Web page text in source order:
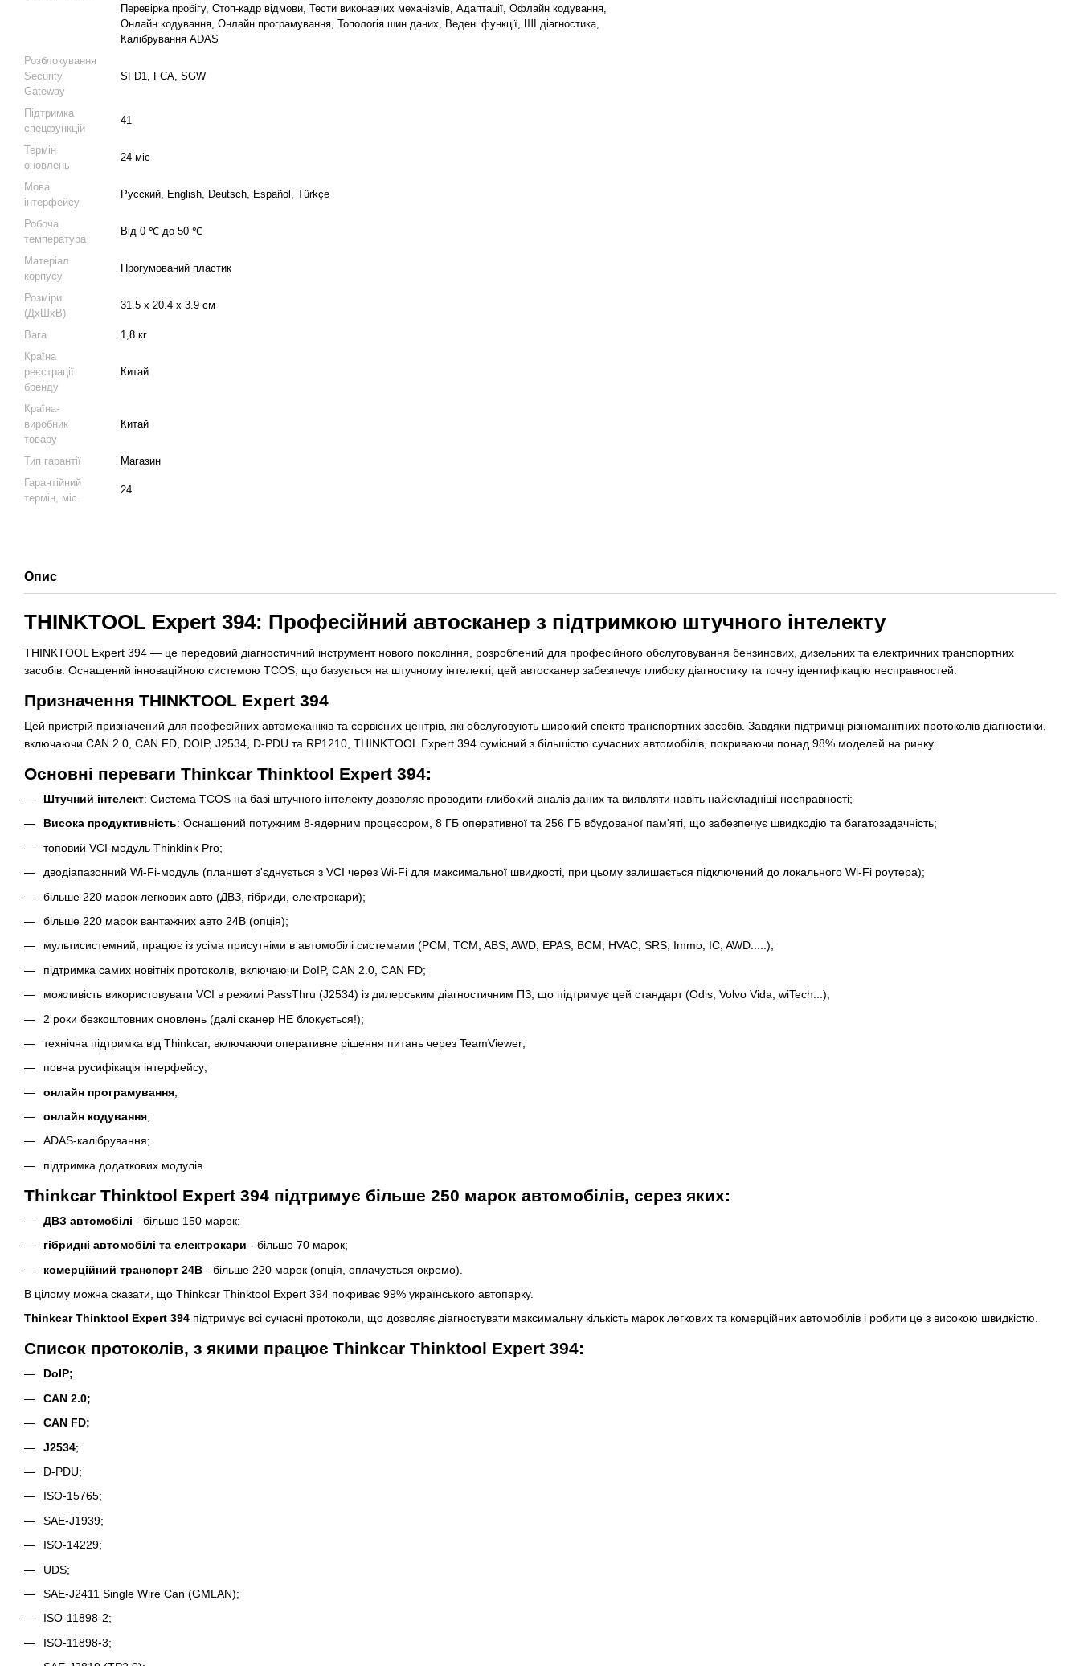
Перевірка пробігу, Стоп-кадр відмови, Тести виконавчих механізмів, Адаптації, Офлайн кодування,
Онлайн кодування, Онлайн програмування, Топологія шин даних, Ведені функції, ШІ діагностика,
Калібрування ADAS
Розблокування
Security
Gateway
SFD1, FCA, SGW
Підтримка
спецфункцій
41
Термін
оновлень
24 міс
Мова
інтерфейсу
Русский, English, Deutsch, Español, Türkçe
Робоча
температура
Від 0 ℃ до 50 ℃
Матеріал
корпусу
Прогумований пластик
Розміри
(ДхШхВ)
31.5 х 20.4 х 3.9 см
Вага
1,8 кг
Країна
реєстрації
бренду
Китай
Країна-
виробник
товару
Китай
Тип гарантії
Магазин
Гарантійний
термін, міс.
24
Опис
THINKTOOL Expert 394: Професійний автосканер з підтримкою штучного інтелекту
THINKTOOL Expert 394 — це передовий діагностичний інструмент нового покоління, розроблений для професійного обслуговування бензинових, дизельних та електричних транспортних
засобів. Оснащений інноваційною системою TCOS, що базується на штучному інтелекті, цей автосканер забезпечує глибоку діагностику та точну ідентифікацію несправностей.
Призначення THINKTOOL Expert 394
Цей пристрій призначений для професійних автомеханіків та сервісних центрів, які обслуговують широкий спектр транспортних засобів. Завдяки підтримці різноманітних протоколів діагностики,
включаючи CAN 2.0, CAN FD, DOIP, J2534, D-PDU та RP1210, THINKTOOL Expert 394 сумісний з більшістю сучасних автомобілів, покриваючи понад 98% моделей на ринку.
Основні переваги Thinkcar Thinktool Expert 394:
Штучний інтелект: Система TCOS на базі штучного інтелекту дозволяє проводити глибокий аналіз даних та виявляти навіть найскладніші несправності;
Висока продуктивність: Оснащений потужним 8-ядерним процесором, 8 ГБ оперативної та 256 ГБ вбудованої пам'яті, що забезпечує швидкодію та багатозадачність;
топовий VCI-модуль Thinklink Pro;
дводіапазонний Wi-Fi-модуль (планшет з'єднується з VCI через Wi-Fi для максимальної швидкості, при цьому залишається підключений до локального Wi-Fi роутера);
більше 220 марок легкових авто (ДВЗ, гібриди, електрокари);
більше 220 марок вантажних авто 24В (опція);
мультисистемний, працює із усіма присутніми в автомобілі системами (PCM, TCM, ABS, AWD, EPAS, BCM, HVAC, SRS, Immo, IC, AWD.....);
підтримка самих новітніх протоколів, включаючи DoIP, CAN 2.0, CAN FD;
можливість використовувати VCI в режимі PassThru (J2534) із дилерським діагностичним ПЗ, що підтримує цей стандарт (Odis, Volvo Vida, wiTech...);
2 роки безкоштовних оновлень (далі сканер НЕ блокується!);
технічна підтримка від Thinkcar, включаючи оперативне рішення питань через TeamViewer;
повна русифікація інтерфейсу;
онлайн програмування;
онлайн кодування;
ADAS-калібрування;
підтримка додаткових модулів.
Thinkcar Thinktool Expert 394 підтримує більше 250 марок автомобілів, серез яких:
ДВЗ автомобілі - більше 150 марок;
гібридні автомобілі та електрокари - більше 70 марок;
комерційний транспорт 24В - більше 220 марок (опція, оплачується окремо).
В цілому можна сказати, що Thinkcar Thinktool Expert 394 покриває 99% українського автопарку.
Thinkcar Thinktool Expert 394 підтримує всі сучасні протоколи, що дозволяє діагностувати максимальну кількість марок легкових та комерційних автомобілів і робити це з високою швидкістю.
Список протоколів, з якими працює Thinkcar Thinktool Expert 394:
DoIP;
CAN 2.0;
CAN FD;
J2534;
D-PDU;
ISO-15765;
SAE-J1939;
ISO-14229;
UDS;
SAE-J2411 Single Wire Can (GMLAN);
ISO-11898-2;
ISO-11898-3;